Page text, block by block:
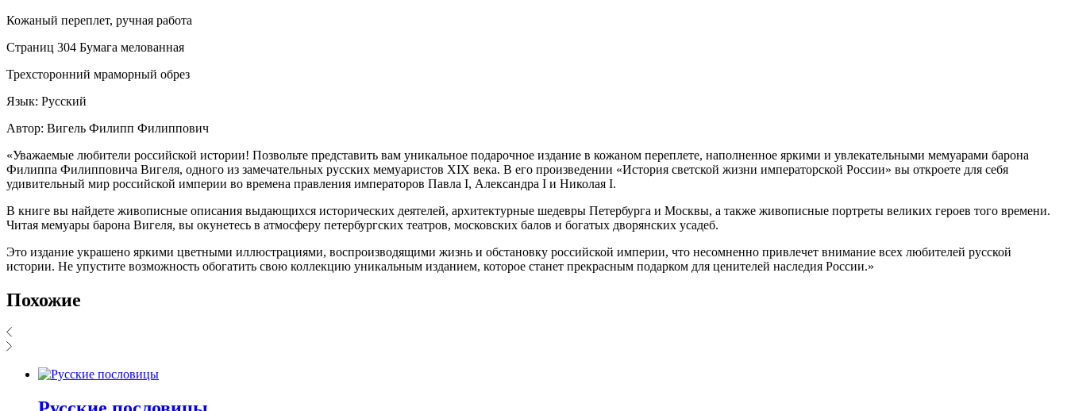
Кожаный переплет, ручная работа
Страниц 304 Бумага мелованная
Трехсторонний мраморный обрез
Язык: Русский
Автор: Вигель Филипп Филиппович
«Уважаемые любители российской истории! Позвольте представить вам уникальное подарочное издание в кожаном переплете, наполненное яркими и увлекательными мемуарами барона
Филиппа Филипповича Вигеля, одного из замечательных русских мемуаристов XIX века. В его произведении «История светской жизни императорской России» вы откроете для себя
удивительный мир российской империи во времена правления императоров Павла I, Александра I и Николая I.
В книге вы найдете живописные описания выдающихся исторических деятелей, архитектурные шедевры Петербурга и Москвы, а также живописные портреты великих героев того времени.
Читая мемуары барона Вигеля, вы окунетесь в атмосферу петербургских театров, московских балов и богатых дворянских усадеб.
Это издание украшено яркими цветными иллюстрациями, воспроизводящими жизнь и обстановку российской империи, что несомненно привлечет внимание всех любителей русской
истории. Не упустите возможность обогатить свою коллекцию уникальным изданием, которое станет прекрасным подарком для ценителей наследия России.»
Похожие